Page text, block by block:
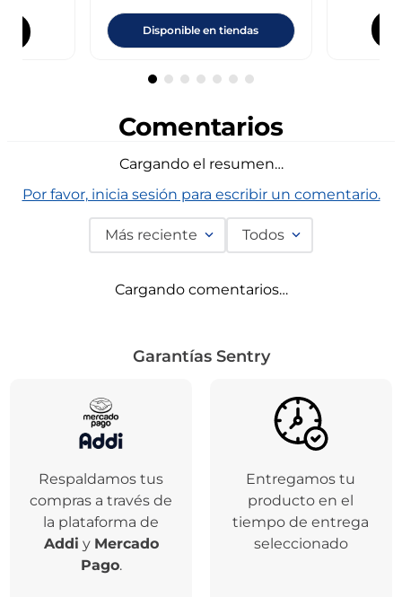
Disponible en tiendas
Comentarios
Cargando el resumen…
Por favor, inicia sesión para escribir un comentario.
Más reciente Todos
Cargando comentarios…
Garantías Sentry
Respaldamos tus
compras a través de
la plataforma de
Addi y Mercado
Pago.
Entregamos tu
producto en el
tiempo de entrega
seleccionado